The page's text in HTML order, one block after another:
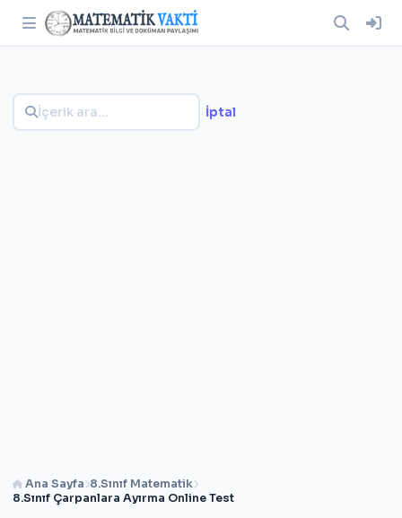
Ana Sayfa 8.Sınıf Matematik
8.Sınıf Çarpanlara Ayırma Online Test
İptal